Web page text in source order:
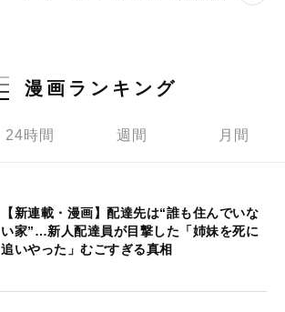
漫画ランキング
24時間 週間 月間
【新連載・漫画】配達先は“誰も住んでいな
い家”…新人配達員が目撃した「姉妹を死に
追いやった」むごすぎる真相